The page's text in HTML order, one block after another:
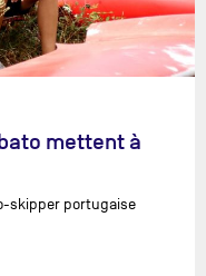
mettent à
skipper portugaise